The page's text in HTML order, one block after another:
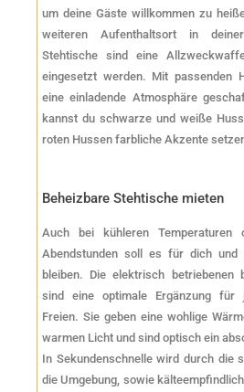
um deine Gäste willkommen zu
weiteren Aufenthaltsort in
Stehtische sind eine
eingesetzt werden. Mit passenden
eine einladende Atmosphäre
kannst du schwarze und weiße
roten Hussen farbliche Akzente
Beheizbare Stehtische mieten
Auch bei kühleren Temperaturen
Abendstunden soll es für dich und
bleiben. Die elektrisch betriebenen
sind eine optimale Ergänzung für
Freien. Sie geben eine wohlige
warmen Licht und sind optisch ein
In Sekundenschnelle wird durch die
die Umgebung, sowie